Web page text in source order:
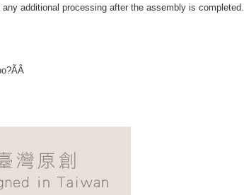
additional processing after the assembly is completed.